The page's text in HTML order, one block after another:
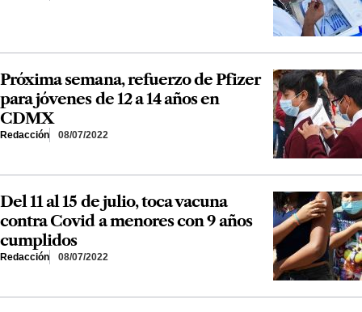
Próxima semana, refuerzo de Pfizer
para jóvenes de 12 a 14 años en
CDMX
Redacción 08/07/2022
Del 11 al 15 de julio, toca vacuna
contra Covid a menores con 9 años
cumplidos
Redacción 08/07/2022